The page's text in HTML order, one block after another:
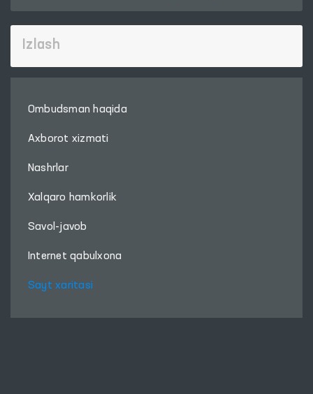
Ombudsman haqida
Axborot xizmati
Nashrlar
Xalqaro hamkorlik
Savol-javob
Internet qabulxona
Sayt xaritasi